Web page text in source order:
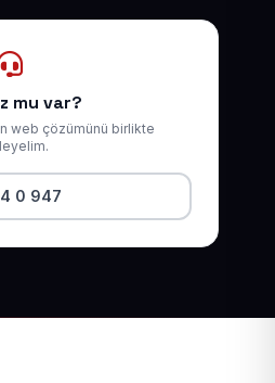
mu var?
web çözümünü birlikte
0 947